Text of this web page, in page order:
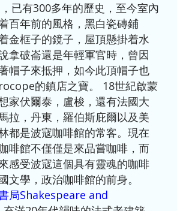
已有300多年的歷史，至今室內
百年前的風格，黑白瓷磚鋪
金框子的鏡子，屋頂懸掛着水
拿破崙還是年輕軍官時，曾因
帽子來抵押，如今此頂帽子也
的鎮店之寶。 18世紀啟蒙
家伏爾泰，盧梭，還有法國大
拉，丹東，羅伯斯庇爾以及美
都是波寇咖啡館的常客。現在
啡館不僅僅是來品嘗咖啡，而
感受波寇這個具有靈魂的咖啡
文學，政治咖啡館的前身。
局Shakespeare and